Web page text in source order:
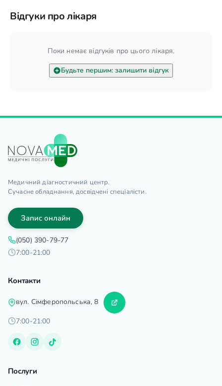
Відгуки про лікаря
Поки немає відгуків про цього лікаря.
Будьте першим: залишити відгук
Медичний діагностичний центр.
Сучасне обладнання, досвідчені спеціалісти.
Запис онлайн
(050) 390-79-77
7:00-21:00
Контакти
вул. Сімферопольська, 8
7:00-21:00
Послуги